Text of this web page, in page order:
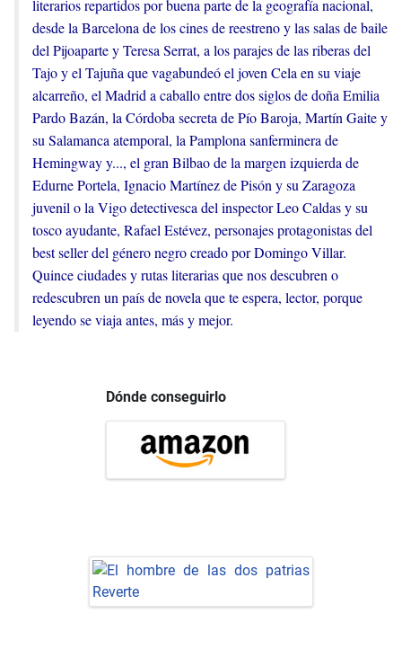
literarios repartidos por buena parte de la geografía nacional,
desde la Barcelona de los cines de reestreno y las salas de baile
del Pijoaparte y Teresa Serrat, a los parajes de las riberas del
Tajo y el Tajuña que vagabundeó el joven Cela en su viaje
alcarreño, el Madrid a caballo entre dos siglos de doña Emilia
Pardo Bazán, la Córdoba secreta de Pío Baroja, Martín Gaite y
su Salamanca atemporal, la Pamplona sanferminera de
Hemingway y..., el gran Bilbao de la margen izquierda de
Edurne Portela, Ignacio Martínez de Pisón y su Zaragoza
juvenil o la Vigo detectivesca del inspector Leo Caldas y su
tosco ayudante, Rafael Estévez, personajes protagonistas del
best seller del género negro creado por Domingo Villar.
Quince ciudades y rutas literarias que nos descubren o
redescubren un país de novela que te espera, lector, porque
leyendo se viaja antes, más y mejor.
Dónde conseguirlo